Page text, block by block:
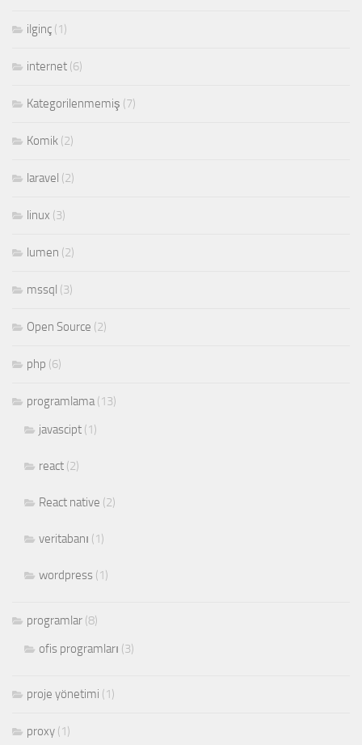
ilginç (1)
internet (6)
Kategorilenmemiş (7)
Komik (2)
laravel (2)
linux (3)
lumen (2)
mssql (3)
Open Source (2)
php (6)
programlama(13)
javascipt (1)
react (2)
React native (2)
veritabanı (1)
wordpress (1)
programlar (8)
ofis programları (3)
proje yönetimi (1)
proxy (1)